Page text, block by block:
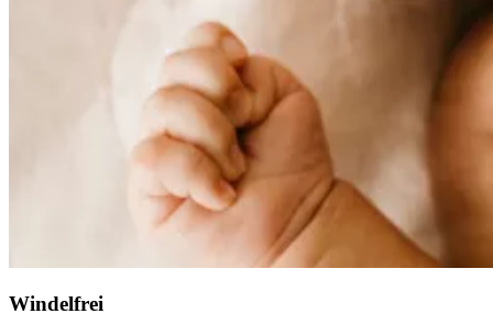
Windelfrei